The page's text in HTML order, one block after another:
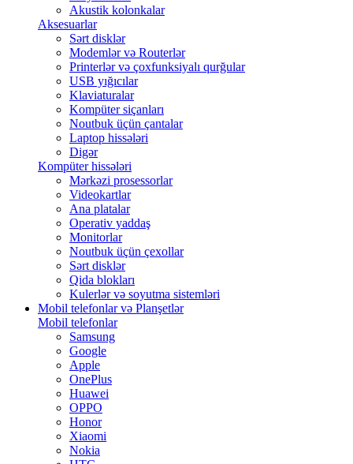
Akustik kolonkalar
Aksesuarlar
Sərt disklər
Modemlər və Routerlər
Printerlər və çoxfunksiyalı qurğular
USB yığıcılar
Klaviaturalar
Kompüter siçanları
Noutbuk üçün çantalar
Laptop hissələri
Digər
Kompüter hissələri
Mərkəzi prosessorlar
Videokartlar
Ana platalar
Operativ yaddaş
Monitorlar
Noutbuk üçün çexollar
Sərt disklər
Qida blokları
Kulerlər və soyutma sistemləri
Mobil telefonlar və Planşetlər
Mobil telefonlar
Samsung
Google
Apple
OnePlus
Huawei
OPPO
Honor
Xiaomi
Nokia